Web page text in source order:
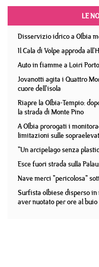
LE
Disservizio idrico a Olbia
Il Cala di Volpe approda
Auto in fiamme a Loiri
Jovanotti agita i Quattro
cuore dell'isola
Riapre la Olbia-Tempio:
la strada di Monte Pino
A Olbia prorogati i
limitazioni sulle
"Un arcipelago senza
Esce fuori strada sulla
Nave merci "pericolosa"
Surfista olbiese disperso in
aver nuotato per ore al buio